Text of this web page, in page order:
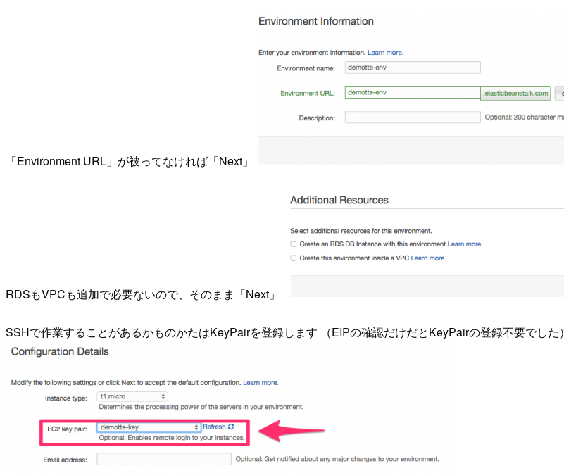
「Environment URL」が被ってなければ「Next」
RDSもVPCも追加で必要ないので、そのまま「Next」
SSHで作業することがあるかものかたはKeyPairを登録します （EIPの確認だけだとKeyPairの登録不要でした）